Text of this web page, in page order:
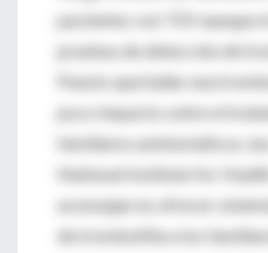
pacientes con TEV aunque
pruebas de detección de
Puesto que hallar una
poco impacto sobre el
familiares asintomáticos,
National Institute for
aconsejan no ofrecer
de trombofilia a los